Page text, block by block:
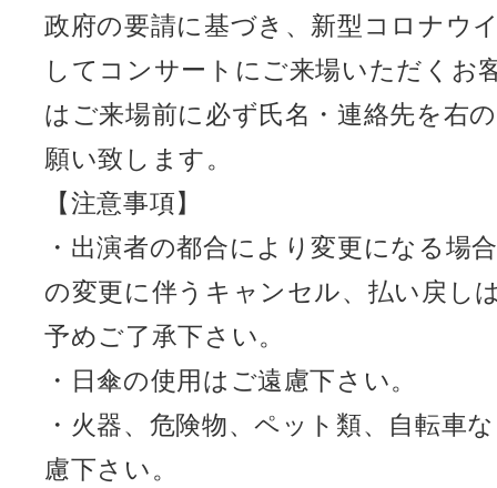
政府の要請に基づき、新型コロナウ
してコンサートにご来場いただくお
はご来場前に必ず氏名・連絡先を右
願い致します。
【注意事項】
・出演者の都合により変更になる場
の変更に伴うキャンセル、払い戻し
予めご了承下さい。
・日傘の使用はご遠慮下さい。
・火器、危険物、ペット類、自転車
慮下さい。